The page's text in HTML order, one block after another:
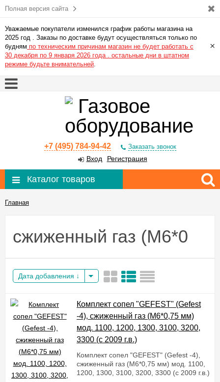
Полная версия сайта
Уважаемые покупатели изменился график работы магазина на
2025 год . Заказы по доставке будут осуществляться только по
будням по техническим причинам магазин не будет работать с
30 декабря по 9 января 2026 года . остальные дни в штатном
режиме будьте внимательней.
×
+7 (495) 784-94-42 Заказать звонок
Вход Регистрация
Каталог товаров
Главная
сжиженный газ (М6*0
Дата добавления
Комплект сопел "GEFEST" (Gefest
-4), сжиженный газ (М6*0,75 мм)
мод. 1100, 1200, 1300, 3100, 3200,
3300 (с 2009 г.в.)
Комплект сопел "GEFEST" (Gefest -4),
сжиженный газ (М6*0,75 мм) мод. 1100,
1200, 1300, 3100, 3200, 3300 (с 2009 г.в.)